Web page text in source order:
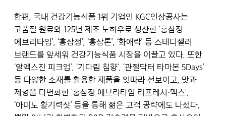
한편, 국내 건강기능식품 1위 기업인 KGC인삼공사는
고품질 원료와 125년 제조 노하우로 생산한 ‘홍삼정
에브리타임’, ‘홍삼정’, ‘홍삼톤’, ‘화애락’ 등 스테디셀러
브랜드를 앞세워 건강기능식품 시장을 이끌고 있다. 또한
‘알엑스진 피크업’, ‘기다림 침향’, ‘관절닥터 타마본 5Days’
등 다양한 소재를 활용한 제품을 잇따라 선보이고, 맛과
제형을 다변화한 ‘홍삼정 에브리타임 리프레시·맥스’,
‘아미노 활기력샷’ 등을 통해 젊은 고객 공략에도 나섰다.